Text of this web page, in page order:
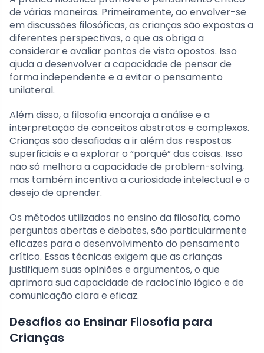
de várias maneiras. Primeiramente, ao envolver-se
em discussões filosóficas, as crianças são expostas a
diferentes perspectivas, o que as obriga a
considerar e avaliar pontos de vista opostos. Isso
ajuda a desenvolver a capacidade de pensar de
forma independente e a evitar o pensamento
unilateral.
Além disso, a filosofia encoraja a análise e a
interpretação de conceitos abstratos e complexos.
Crianças são desafiadas a ir além das respostas
superficiais e a explorar o “porquê” das coisas. Isso
não só melhora a capacidade de problem-solving,
mas também incentiva a curiosidade intelectual e o
desejo de aprender.
Os métodos utilizados no ensino da filosofia, como
perguntas abertas e debates, são particularmente
eficazes para o desenvolvimento do pensamento
crítico. Essas técnicas exigem que as crianças
justifiquem suas opiniões e argumentos, o que
aprimora sua capacidade de raciocínio lógico e de
comunicação clara e eficaz.
Desafios ao Ensinar Filosofia para
Crianças